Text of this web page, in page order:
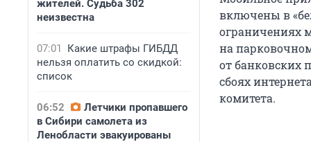
жителей. Судьба 302
неизвестна
07:01
Какие штрафы ГИБДД
нельзя оплатить со скидкой:
список
06:52
Летчики пропавшего
в Сибири самолета из
Ленобласти эвакуированы
включены в
ограничениях
на
от банковских
сбоях
комитета.